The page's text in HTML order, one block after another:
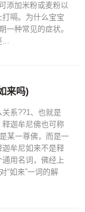
添加米粉或麦粉以
嗝。为什么宝宝
一种常见的症状。
...
来吗)
系??1、也就是
迦牟尼佛也可称
某一尊佛，而是一
牟尼如来不是释
用名词，佛经上
“如来”一词的解